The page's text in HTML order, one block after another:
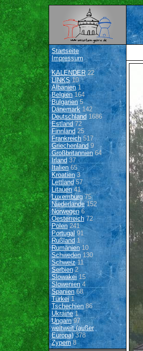
Startseite
Impressum
KALENDER22
LINKS10
Albanien1
Belgien164
Bulgarien 5
Dänemark142
Deutschland 1686
Estland 72
Finnland 25
Frankreich517
Griechenland9
Großbritannien64
Irland 37
Italien65
Kroatien3
Lettland57
Litauen41
Luxemburg 75
Niederlande152
Norwegen6
Oesterreich72
Polen 241
Portugal91
Rußland 1
Rumänien10
Schweden 130
Schweiz11
Serbien2
Slowakei15
Slowenien4
Spanien68
Türkei1
Tschechien 86
Ukraine1
Ungarn97
weltweit (außer
Europa)378
Zypern8